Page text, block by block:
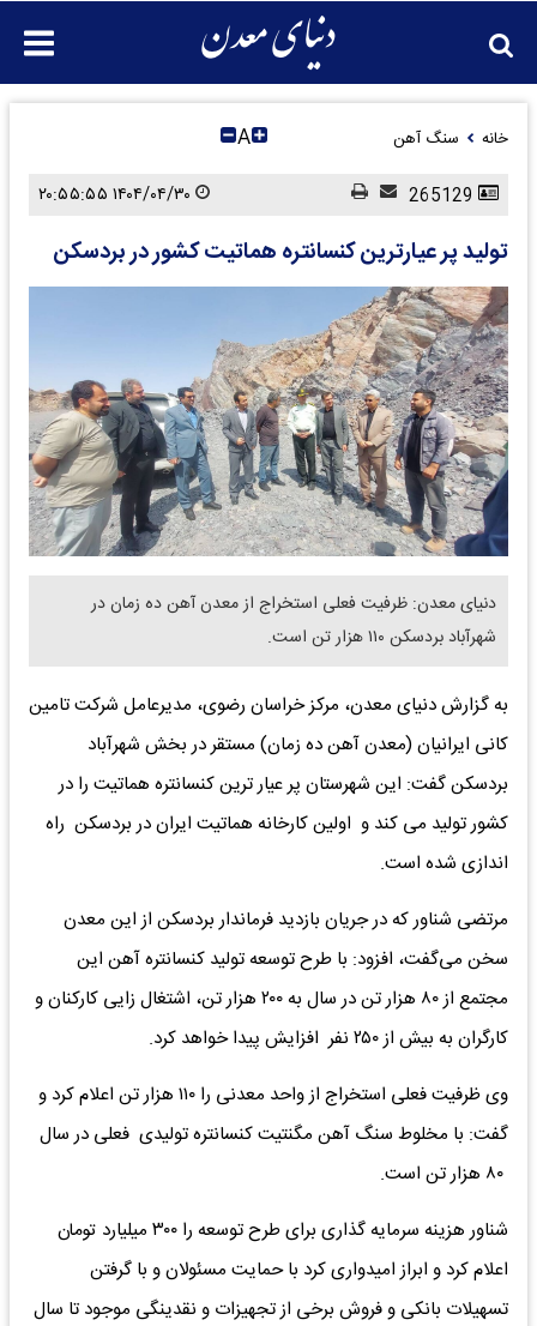
خانه سنگ آهن A
تولید پر عیارترین کنسانتره هماتیت کشور در بردسکن
دنیای معدن: ظرفیت فعلی استخراج از معدن آهن ده زمان در
شهرآباد بردسکن ۱۱۰ هزار تن است.
به گزارش دنیای معدن، مرکز خراسان رضوی، مدیرعامل شرکت تامین
کانی ایرانیان (معدن آهن ده زمان) مستقر در بخش شهرآباد
بردسکن گفت: این شهرستان پر عیار ترین کنسانتره هماتیت را در
کشور تولید می کند و اولین کارخانه هماتیت ایران در بردسکن راه
اندازی شده است.
مرتضی شناور که در جریان بازدید فرماندار بردسکن از این معدن
سخن می‌گفت، افزود: با طرح توسعه تولید کنسانتره آهن این
مجتمع از ۸۰ هزار تن در سال به ۲۰۰ هزار تن، اشتغال زایی کارکنان و
کارگران به بیش از ۲۵۰ نفر افزایش پیدا خواهد کرد.
وی ظرفیت فعلی استخراج از واحد معدنی را ۱۱۰ هزار تن اعلام کرد و
گفت: با مخلوط سنگ آهن مگنتیت کنسانتره تولیدی فعلی در سال
شناور هزینه سرمایه گذاری برای طرح توسعه را ۳۰۰ میلیارد تومان
اعلام کرد و ابراز امیدواری کرد با حمایت مسئولان و با گرفتن
تسهیلات بانکی و فروش برخی از تجهیزات و نقدینگی موجود تا سال